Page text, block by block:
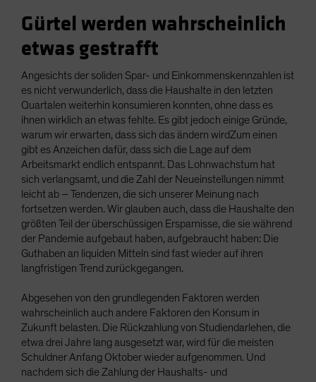
Gürtel werden wahrscheinlich
etwas gestrafft
Angesichts der soliden Spar- und Einkommenskennzahlen ist
es nicht verwunderlich, dass die Haushalte in den letzten
Quartalen weiterhin konsumieren konnten, ohne dass es
ihnen wirklich an etwas fehlte. Es gibt jedoch einige Gründe,
warum wir erwarten, dass sich das ändern wirdZum einen
gibt es Anzeichen dafür, dass sich die Lage auf dem
Arbeitsmarkt endlich entspannt. Das Lohnwachstum hat
sich verlangsamt, und die Zahl der Neueinstellungen nimmt
leicht ab – Tendenzen, die sich unserer Meinung nach
fortsetzen werden. Wir glauben auch, dass die Haushalte den
größten Teil der überschüssigen Ersparnisse, die sie während
der Pandemie aufgebaut haben, aufgebraucht haben: Die
Guthaben an liquiden Mitteln sind fast wieder auf ihren
langfristigen Trend zurückgegangen.
Abgesehen von den grundlegenden Faktoren werden
wahrscheinlich auch andere Faktoren den Konsum in
Zukunft belasten. Die Rückzahlung von Studiendarlehen, die
etwa drei Jahre lang ausgesetzt war, wird für die meisten
Schuldner Anfang Oktober wieder aufgenommen. Und
nachdem sich die Zahlung der Haushalts- und